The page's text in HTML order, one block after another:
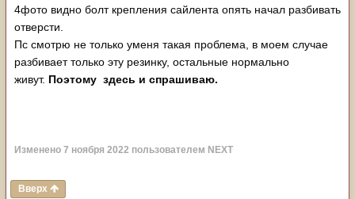
4фото видно болт крепления сайлента опять начал разбивать
отверсти.
Пс смотрю не только уменя такая проблема, в моем случае
разбивает только эту резинку, остальные нормально
живут. Поэтому здесь и спрашиваю.
Изменено 7 ноября 2022 пользователем NЕХТ
Вверх